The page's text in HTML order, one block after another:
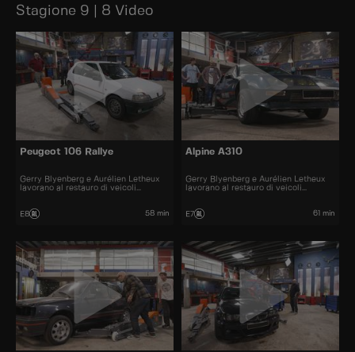
Stagione 9 | 8 Video
Peugeot 106 Rallye
Gerry Blyenberg e Aurélien Letheux
lavorano al restauro di veicoli
E8 58 min
Alpine A310
Gerry Blyenberg e Aurélien Letheux
lavorano al restauro di veicoli
E7 61 min